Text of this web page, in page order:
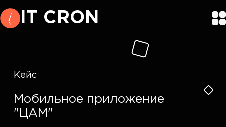
IT CRON
Кейс
Мобильное приложение
"ЦАМ"